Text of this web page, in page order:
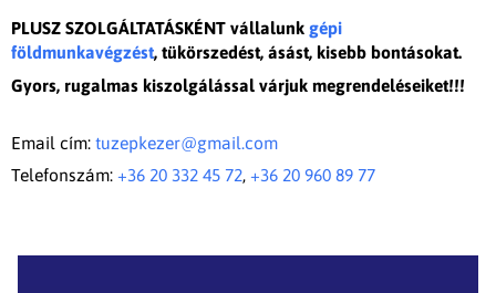
PLUSZ SZOLGÁLTATÁSKÉNT vállalunk gépi
földmunkavégzést, tükörszedést, ásást, kisebb bontásokat.
Gyors, rugalmas kiszolgálással várjuk megrendeléseiket!!!
Email cím: tuzepkezer@gmail.com
Telefonszám: +36 20 332 45 72, +36 20 960 89 77